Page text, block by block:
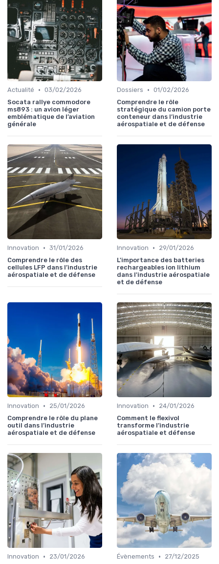
Actualité • 03/02/2026
Socata rallye commodore
ms893 : un avion léger
emblématique de l’aviation
générale
Dossiers • 01/02/2026
Comprendre le rôle
stratégique du camion porte
conteneur dans l’industrie
aérospatiale et de défense
Innovation • 31/01/2026
Comprendre le rôle des
cellules LFP dans l’industrie
aérospatiale et de défense
Innovation •
29/01/2026
L'importance des batteries
rechargeables ion lithium
dans l'industrie aérospatiale
et de défense
Innovation •
25/01/2026
Comprendre le rôle du plane
outil dans l’industrie
aérospatiale et de défense
Innovation •
24/01/2026
Comment le flexivol
transforme l’industrie
aérospatiale et défense
Innovation •
23/01/2026
Évènements •
27/12/2025